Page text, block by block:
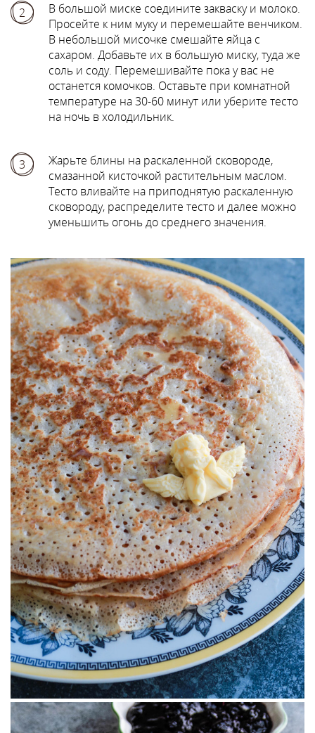
2
В большой миске соедините закваску и молоко.
Просейте к ним муку и перемешайте венчиком.
В небольшой мисочке смешайте яйца с
сахаром. Добавьте их в большую миску, туда же
соль и соду. Перемешивайте пока у вас не
останется комочков. Оставьте при комнатной
температуре на 30-60 минут или уберите тесто
на ночь в холодильник.
3
Жарьте блины на раскаленной сковороде,
смазанной кисточкой растительным маслом.
Тесто вливайте на приподнятую раскаленную
сковороду, распределите тесто и далее можно
уменьшить огонь до среднего значения.